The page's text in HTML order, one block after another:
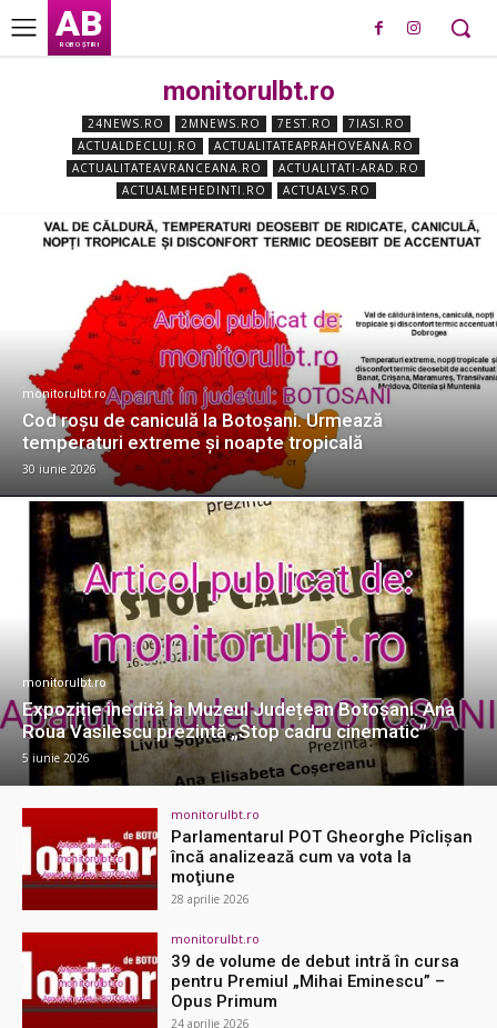
AB
ROBO ȘTIRI
monitorulbt.ro
24NEWS.RO 2MNEWS.RO 7EST.RO
7IASI.RO
ACTUALDECLUJ.RO
ACTUALITATEAPRAHOVEANA.RO
ACTUALITATEAVRANCEANA.RO
ACTUALITATI-ARAD.RO
ACTUALMEHEDINTI.RO
ACTUALVS.RO
monitorulbt.ro
Cod roșu de caniculă la Botoșani. Urmează
temperaturi extreme și noapte tropicală
30 iunie 2026
monitorulbt.ro
Expoziție inedită la Muzeul Județean Botoșani. Ana
Roua Vasilescu prezintă „Stop cadru cinematic”
5 iunie 2026
monitorulbt.ro
Parlamentarul POT Gheorghe Pîclişan
încă analizează cum va vota la
moţiune
28 aprilie 2026
monitorulbt.ro
39 de volume de debut intră în cursa
pentru Premiul „Mihai Eminescu” –
Opus Primum
24 aprilie 2026